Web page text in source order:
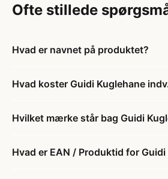
Ofte stillede
Hvad er navnet på produktet?
Hvad koster Guidi Kuglehane
Hvilket mærke står bag Guidi
Hvad er EAN / Produktid for